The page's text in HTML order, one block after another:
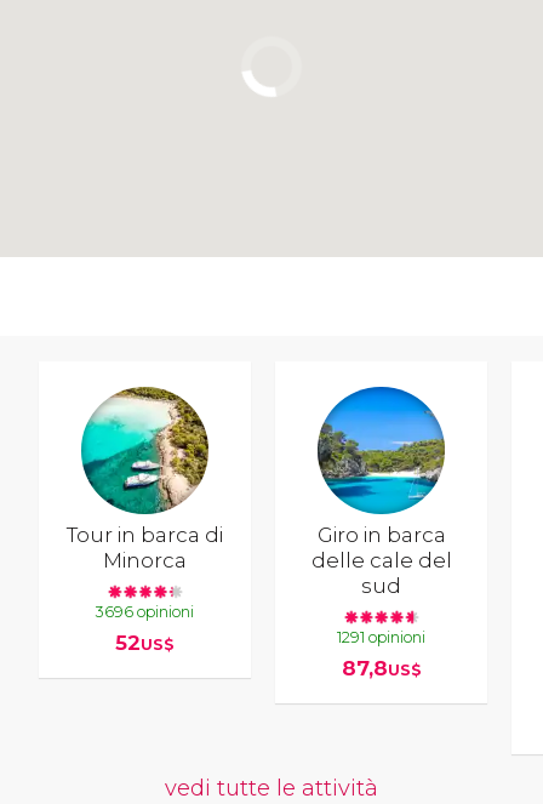
Tour in barca di
Minorca
3696 opinioni
52US$
Giro in barca
delle cale del
sud
1291 opinioni
87,8US$
vedi tutte le attività